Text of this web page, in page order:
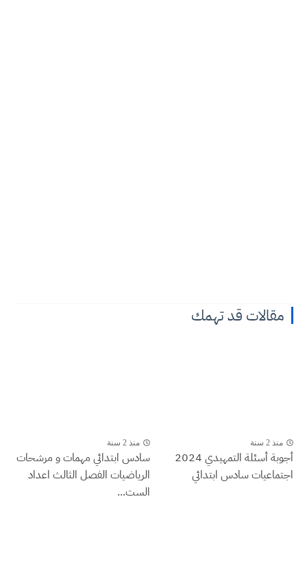
مقالات قد تهمك
منذ 2 سنة
أجوبة أسئلة التمهيدي 2024
اجتماعيات سادس ابتدائي
منذ 2 سنة
سادس ابتدائي مهمات و مرشحات
الرياضيات الفصل الثالث اعداد
الست...